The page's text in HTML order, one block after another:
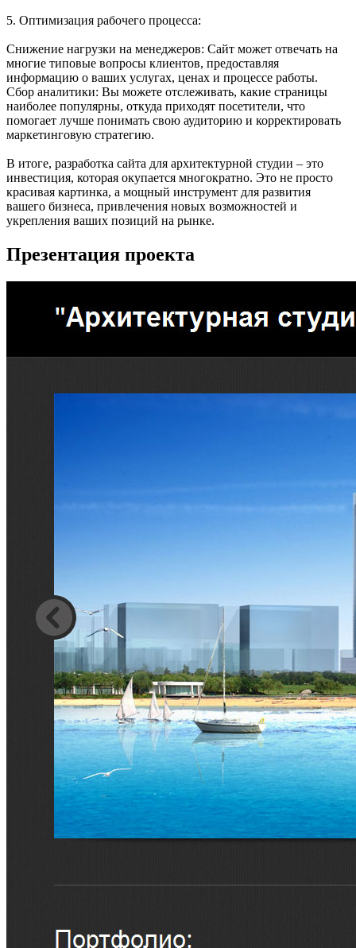
5. Оптимизация рабочего процесса:
Снижение нагрузки на менеджеров: Сайт может отвечать на
многие типовые вопросы клиентов, предоставляя
информацию о ваших услугах, ценах и процессе работы.
Сбор аналитики: Вы можете отслеживать, какие страницы
наиболее популярны, откуда приходят посетители, что
помогает лучше понимать свою аудиторию и корректировать
маркетинговую стратегию.
В итоге, разработка сайта для архитектурной студии – это
инвестиция, которая окупается многократно. Это не просто
красивая картинка, а мощный инструмент для развития
вашего бизнеса, привлечения новых возможностей и
укрепления ваших позиций на рынке.
Презентация проекта